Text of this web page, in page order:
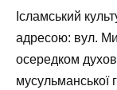
Ісламський
адресою: вул.
осередком
мусульманської